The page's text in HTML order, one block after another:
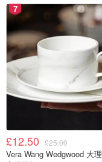
图片来
7
£12.50 £25.00
Vera Wang Wedgwood 大